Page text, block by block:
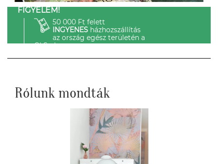
FIGYELEM!
50 000 Ft felett
INGYENESházhozszállítás
az ország egész területén a
GLS-el.
Rólunk mondták